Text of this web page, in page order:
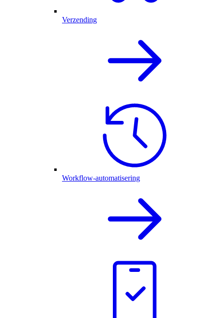
Verzending
Workflow-automatisering